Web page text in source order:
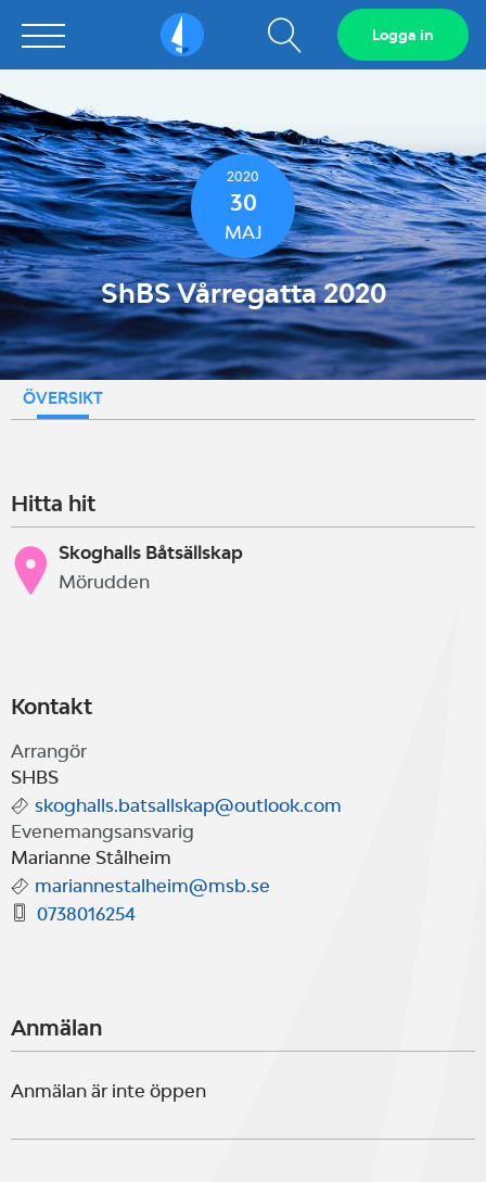
Sailarena Visa
sökfält
Logga in
2020
30
MAJ
ShBS Vårregatta 2020
ÖVERSIKT
Hitta hit
Skoghalls Båtsällskap
Mörudden
Kontakt
Arrangör
SHBS
skoghalls.batsallskap@outlook.com
Evenemangsansvarig
Marianne Stålheim
mariannestalheim@msb.se
0738016254
Anmälan
Anmälan är inte öppen